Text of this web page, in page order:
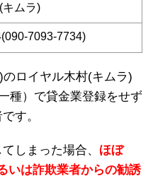
キムラ)
7093-7734)
のロイヤル木村(キムラ)
種）で貸金業登録をせず
す。
しまった場合、 ほぼ
いは詐欺業者からの勧誘